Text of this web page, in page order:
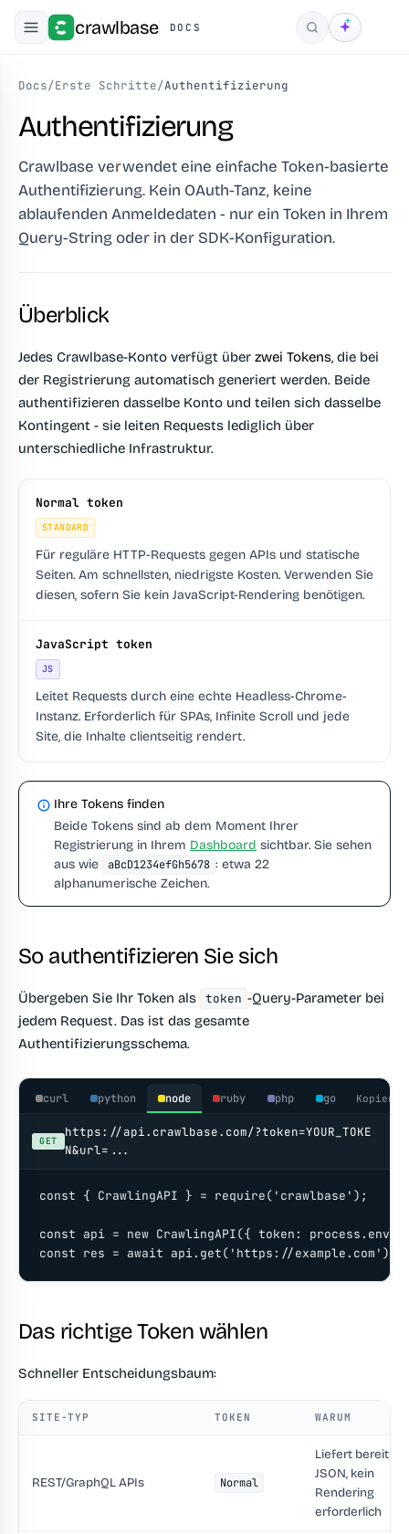
crawlbase DOCS Suchen
Docs/Erste Schritte/Authentifizierung
Authentifizierung
Crawlbase verwendet eine einfache Token-basierte
Authentifizierung. Kein OAuth-Tanz, keine
ablaufenden Anmeldedaten - nur ein Token in Ihrem
Query-String oder in der SDK-Konfiguration.
Überblick
Jedes Crawlbase-Konto verfügt über zwei Tokens, die bei
der Registrierung automatisch generiert werden. Beide
authentifizieren dasselbe Konto und teilen sich dasselbe
Kontingent - sie leiten Requests lediglich über
unterschiedliche Infrastruktur.
Normal token
STANDARD
Für reguläre HTTP-Requests gegen APIs und statische
Seiten. Am schnellsten, niedrigste Kosten. Verwenden Sie
diesen, sofern Sie kein JavaScript-Rendering benötigen.
JavaScript token
JS
Leitet Requests durch eine echte Headless-Chrome-
Instanz. Erforderlich für SPAs, Infinite Scroll und jede
Site, die Inhalte clientseitig rendert.
Ihre Tokens finden
Beide Tokens sind ab dem Moment Ihrer
Registrierung in Ihrem Dashboard sichtbar. Sie sehen
aus wie
aBcD1234efGh5678 : etwa 22
alphanumerische Zeichen.
So authentifizieren Sie sich
Übergeben Sie Ihr Token als token -Query-Parameter bei
jedem Request. Das ist das gesamte
Authentifizierungsschema.
curl python node ruby php go Kopieren
GET
https://api.crawlbase.com/?token=YOUR_TOKE
N&url=...
const { CrawlingAPI } = require('crawlbase');
const api = new CrawlingAPI({ token:
const res = await api.get('https://example.com');
Das richtige Token wählen
Schneller Entscheidungsbaum:
SITE-TYP TOKEN WARUM
REST/GraphQL APIs Normal
Liefert bereits
JSON, kein
Rendering
erforderlich